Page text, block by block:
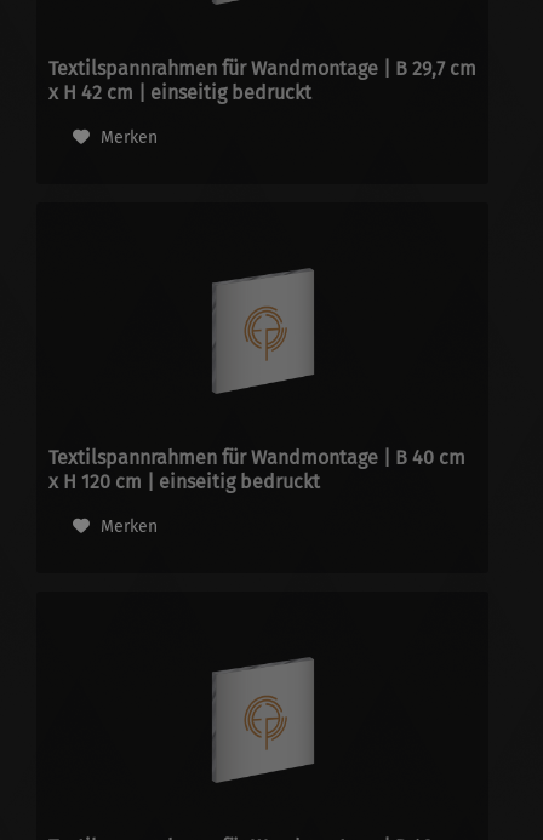
Textilspannrahmen für Wandmontage | B 29,7 cm
x H 42 cm | einseitig bedruckt
Merken
Textilspannrahmen für Wandmontage | B 40 cm
x H 120 cm | einseitig bedruckt
Merken